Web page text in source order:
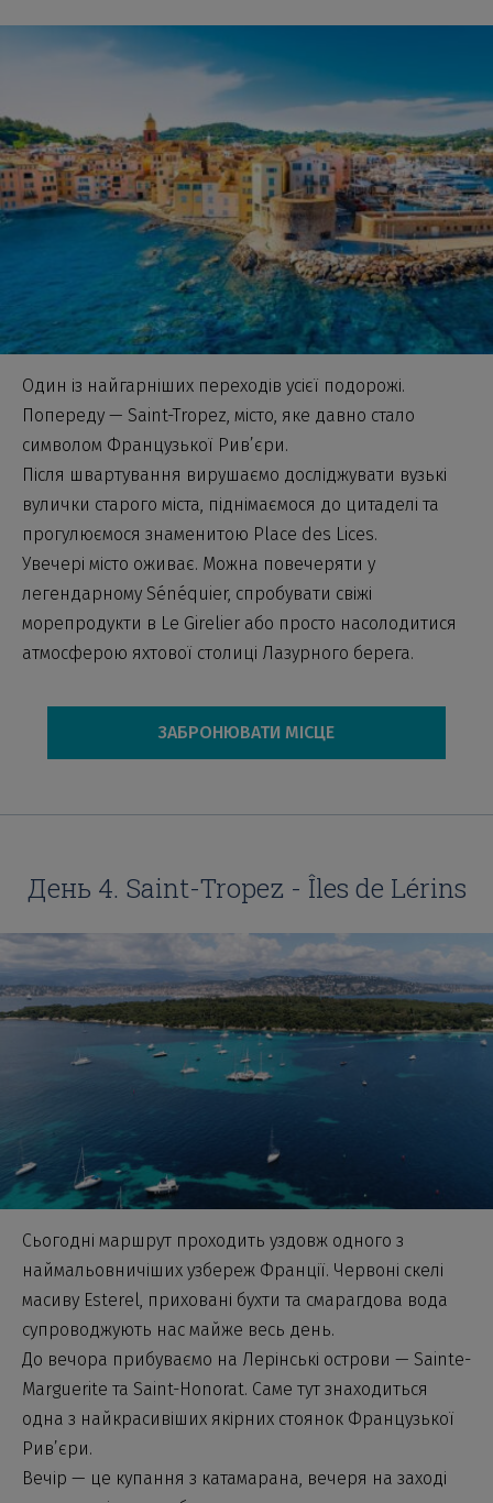
Один із найгарніших переходів усієї подорожі.
Попереду — Saint-Tropez, місто, яке давно стало
символом Французької Рив’єри.
Після швартування вирушаємо досліджувати вузькі
вулички старого міста, піднімаємося до цитаделі та
прогулюємося знаменитою Place des Lices.
Увечері місто оживає. Можна повечеряти у
легендарному Sénéquier, спробувати свіжі
морепродукти в Le Girelier або просто насолодитися
атмосферою яхтової столиці Лазурного берега.
ЗАБРОНЮВАТИ МІСЦЕ
День 4. Saint-Tropez - Îles de Lérins
Сьогодні маршрут проходить уздовж одного з
наймальовничіших узбереж Франції. Червоні скелі
масиву Esterel, приховані бухти та смарагдова вода
супроводжують нас майже весь день.
До вечора прибуваємо на Лерінські острови — Sainte-
Marguerite та Saint-Honorat. Саме тут знаходиться
одна з найкрасивіших якірних стоянок Французької
Рив’єри.
Вечір — це купання з катамарана, вечеря на заході